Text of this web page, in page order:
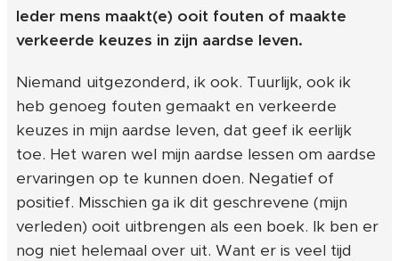
Ieder mens maakt(e) ooit fouten of maakte
verkeerde keuzes in zijn aardse leven.
Niemand uitgezonderd, ik ook. Tuurlijk, ook ik
heb genoeg fouten gemaakt en verkeerde
keuzes in mijn aardse leven, dat geef ik eerlijk
toe. Het waren wel mijn aardse lessen om aardse
ervaringen op te kunnen doen. Negatief of
positief. Misschien ga ik dit geschrevene (mijn
verleden) ooit uitbrengen als een boek. Ik ben er
nog niet helemaal over uit. Want er is veel tijd